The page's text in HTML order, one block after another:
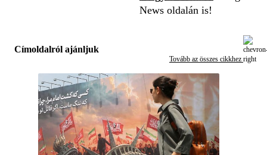
News oldalán is!
Címoldalról ajánljuk
Tovább az összes cikkhez